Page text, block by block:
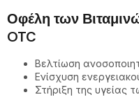
Οφέλη των
OTC
Βελτίωση
Ενίσχυση
Στήριξη της υγείας